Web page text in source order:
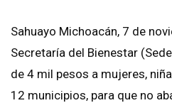
Sahuayo Michoacán, 7 de
Secretaría del Bienestar
de 4 mil pesos a mujeres,
12 municipios, para que no